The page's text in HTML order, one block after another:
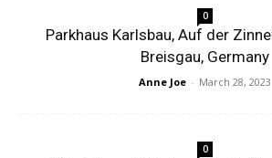
0
Parkhaus Karlsbau, Auf der
Breisgau, Germany
Anne Joe - March 28, 2023
0